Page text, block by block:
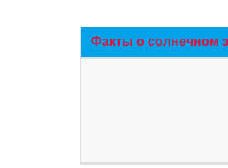
Факты о солнечном